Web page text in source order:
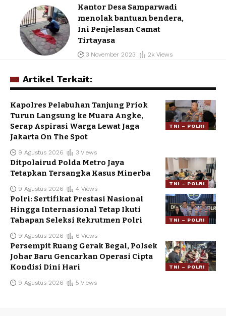
Kantor Desa Samparwadi
menolak bantuan bendera,
Ini Penjelasan Camat
Tirtayasa
3 November 2023 2k Views
Artikel Terkait:
TNI – POLRI
Kapolres Pelabuhan Tanjung Priok
Turun Langsung ke Muara Angke,
Serap Aspirasi Warga Lewat Jaga
Jakarta On The Spot
9 Agustus 2026 3 Views
TNI – POLRI
Ditpolairud Polda Metro Jaya
Tetapkan Tersangka Kasus Minerba
9 Agustus 2026 4 Views
TNI – POLRI
Polri: Sertifikat Prestasi Nasional
Hingga Internasional Tetap Ikuti
Tahapan Seleksi Rekrutmen Polri
9 Agustus 2026 6 Views
TNI – POLRI
Persempit Ruang Gerak Begal, Polsek
Johar Baru Gencarkan Operasi Cipta
Kondisi Dini Hari
9 Agustus 2026 5 Views